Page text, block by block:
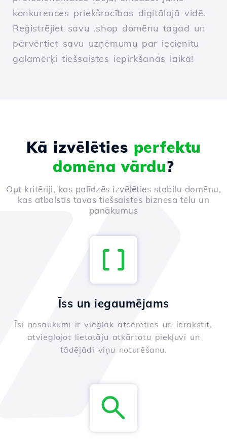
konkurences priekšrocības digitālajā vidē.
Reģistrējiet savu .shop domēnu tagad un
pārvērtiet savu uzņēmumu par iecienītu
galamērķi tiešsaistes iepirkšanās laikā!
Kā izvēlēties perfektu
domēna vārdu?
Opt kritēriji, kas palīdzēs izvēlēties stabilu domēnu,
kas atbalstīs tavas tiešsaistes biznesa tēlu un
panākumus
Īss un iegaumējams
Īsi nosaukumi ir vieglāk atcerēties un ierakstīt,
atvieglojot lietotāju atkārtotu piekļuvi un
tādējādi viņu noturēšanu.